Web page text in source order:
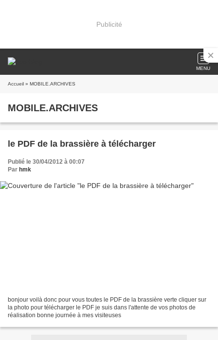
Publicité
MENU
Accueil » MOBILE.ARCHIVES
MOBILE.ARCHIVES
le PDF de la brassière à télécharger
Publié le 30/04/2012 à 00:07
Par hmk
bonjour voilà donc pour vous toutes le PDF de la brassière verte cliquer sur
la photo pour télécharger le PDF je suis dans l'attente de vos photos de
réalisation bonne journée à mes visiteuses